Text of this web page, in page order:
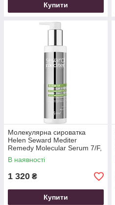
Купити
Молекулярна сироватка
Helen Seward Mediter
Remedy Molecular Serum 7/F,
150 мл
В наявності
1 320 ₴
Купити